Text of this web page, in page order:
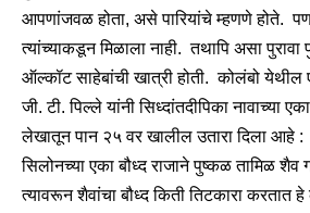
आपणांजवळ होता, असे पारियांचे म्हणणे होते.
त्यांच्याकडून मिळाला नाही. तथापि असा
ऑल्कॉट साहेबांची खात्री होती. कोलंबो येथील
जी. टी. पिल्ले यांनी सिध्दांतदीपिका नावाच्या
लेखातून पान २५ वर खालील उतारा दिला आहे
सिलोनच्या एका बौध्द राजाने पुष्कळ तामिळ शैव
त्यावरून शैवांचा बौध्द किती तिटकारा करतात